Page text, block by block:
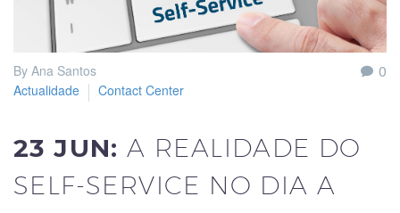
0
By Ana Santos
Actualidade
Contact Center
23 JUN:A REALIDADE DO
SELF-SERVICE NO DIA A